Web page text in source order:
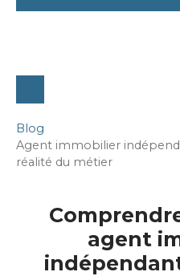
Blog
Agent immobilier
réalité du métier
agent